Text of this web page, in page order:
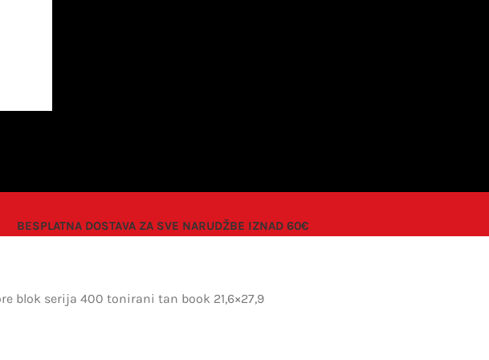
BESPLATNA DOSTAVA ZA SVE NARUDŽBE IZNAD 60€
blok serija 400 tonirani tan book 21,6×27,9